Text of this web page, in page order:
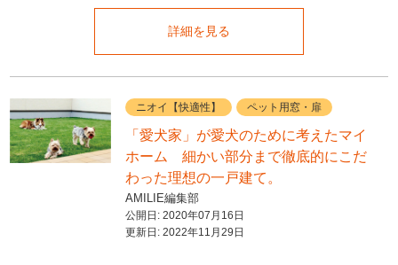
詳細を見る
ニオイ【快適性】 ペット用窓・扉
「愛犬家」が愛犬のために考えたマイ
ホーム 細かい部分まで徹底的にこだ
わった理想の一戸建て。
AMILIE編集部
公開日: 2020年07月16日
更新日: 2022年11月29日